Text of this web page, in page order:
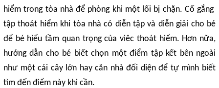
hiểm trong tòa nhà để phòng khi một lối bị chặn. Cố gắng
tập thoát hiểm khi tòa nhà có diễn tập và diễn giải cho bé
để bé hiểu tầm quan trọng của viêc thoát hiểm. Hơn nữa,
hướng dẫn cho bé biết chọn một điểm tập kết bên ngoài
như một cái cây lớn hay căn nhà đối diện để tự mình biết
tìm đến điểm này khi cần.